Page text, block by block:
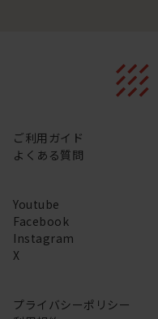
ご利用ガイド
よくある質問
Youtube
Facebook
Instagram
X
プライバシーポリシー